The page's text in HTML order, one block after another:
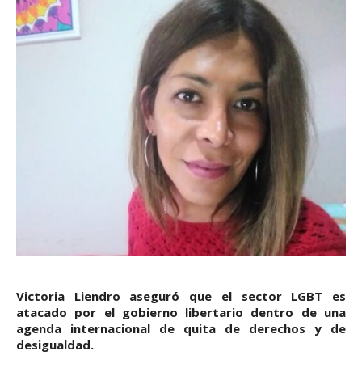
Victoria Liendro aseguró que el sector LGBT es
atacado por el gobierno libertario dentro de una
agenda internacional de quita de derechos y de
desigualdad.